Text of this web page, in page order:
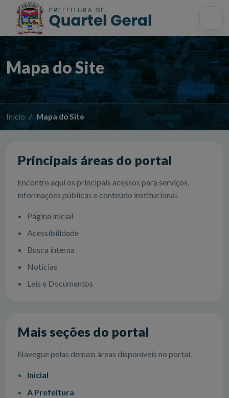
Acessibilidade InícioMapa do site
Mapa do Site
Início Mapa do Site
Principais áreas do portal
Encontre aqui os principais acessos para serviços,
informações públicas e conteúdo institucional.
Página inicial
Acessibilidade
Busca interna
Notícias
Leis e Documentos
Mais seções do portal
Navegue pelas demais áreas disponíveis no portal.
Inicial
A Prefeitura